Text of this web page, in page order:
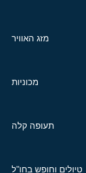
מזג האוויר
מכוניות
תעופה קלה
טיולים וחופש בחו"ל